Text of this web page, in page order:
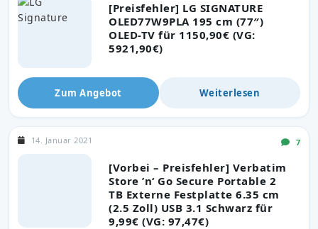
[Preisfehler] LG SIGNATURE
OLED77W9PLA 195 cm (77″)
OLED-TV für 1150,90€ (VG:
5921,90€)
Zum Angebot Weiterlesen
[Vorbei – Preisfehler] Verbatim
Store ’n‘ Go Secure Portable 2
TB Externe Festplatte 6.35 cm
(2.5 Zoll) USB 3.1 Schwarz für
9,99€ (VG: 97,47€)
14. Januar 2021 7